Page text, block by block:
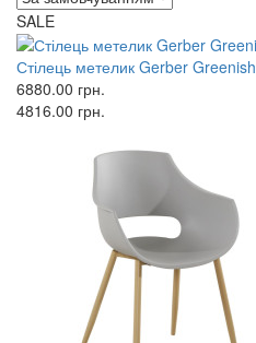
SALE
Стілець метелик Gerber Greenish
6880.00 грн.
4816.00 грн.